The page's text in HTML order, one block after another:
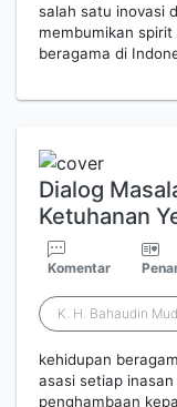
salah satu inovasi
membumikan spirit
beragama di
Dialog
Ketuhanan
Komentar
K. H. Bahaudin
kehidupan
asasi setiap
penghambaan